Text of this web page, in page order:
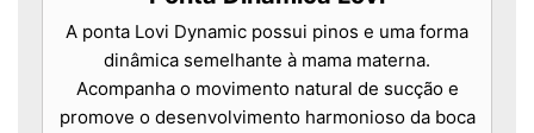
A ponta Lovi Dynamic possui pinos e uma forma
dinâmica semelhante à mama materna.
Acompanha o movimento natural de sucção e
promove o desenvolvimento harmonioso da boca